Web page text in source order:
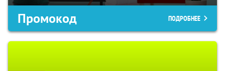
Промокод ПОДРОБНЕЕ